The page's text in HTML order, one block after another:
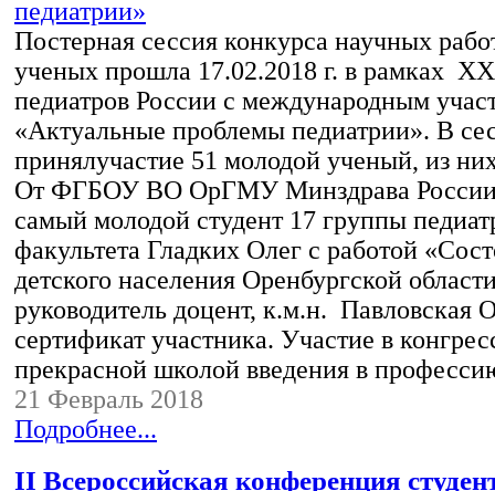
Постерная сессия конкурса научных
ученых прошла 17.02.2018 г. в рамках
педиатров России с международным
«Актуальные проблемы педиатрии». В
принялучастие 51 молодой ученый, из
От ФГБОУ ВО ОрГМУ Минздрава России
самый молодой студент 17 группы
факультета Гладких Олег с работой
детского населения Оренбургской
руководитель доцент, к.м.н. Павловская
сертификат участника. Участие в
прекрасной школой введения в
21 Февраль 2018
Подробнее...
II Всероссийская конференция